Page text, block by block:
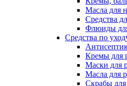
Масла для
Средства
Флюиды
Средства по
Кремы для
Маски для
Масла для
Скрабы